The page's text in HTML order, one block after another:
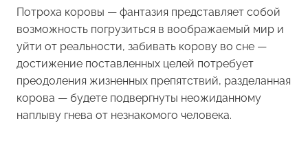
Потроха коровы — фантазия представляет собой
возможность погрузиться в воображаемый мир и
уйти от реальности, забивать корову во сне —
достижение поставленных целей потребует
преодоления жизненных препятствий, разделанная
корова — будете подвергнуты неожиданному
наплыву гнева от незнакомого человека.